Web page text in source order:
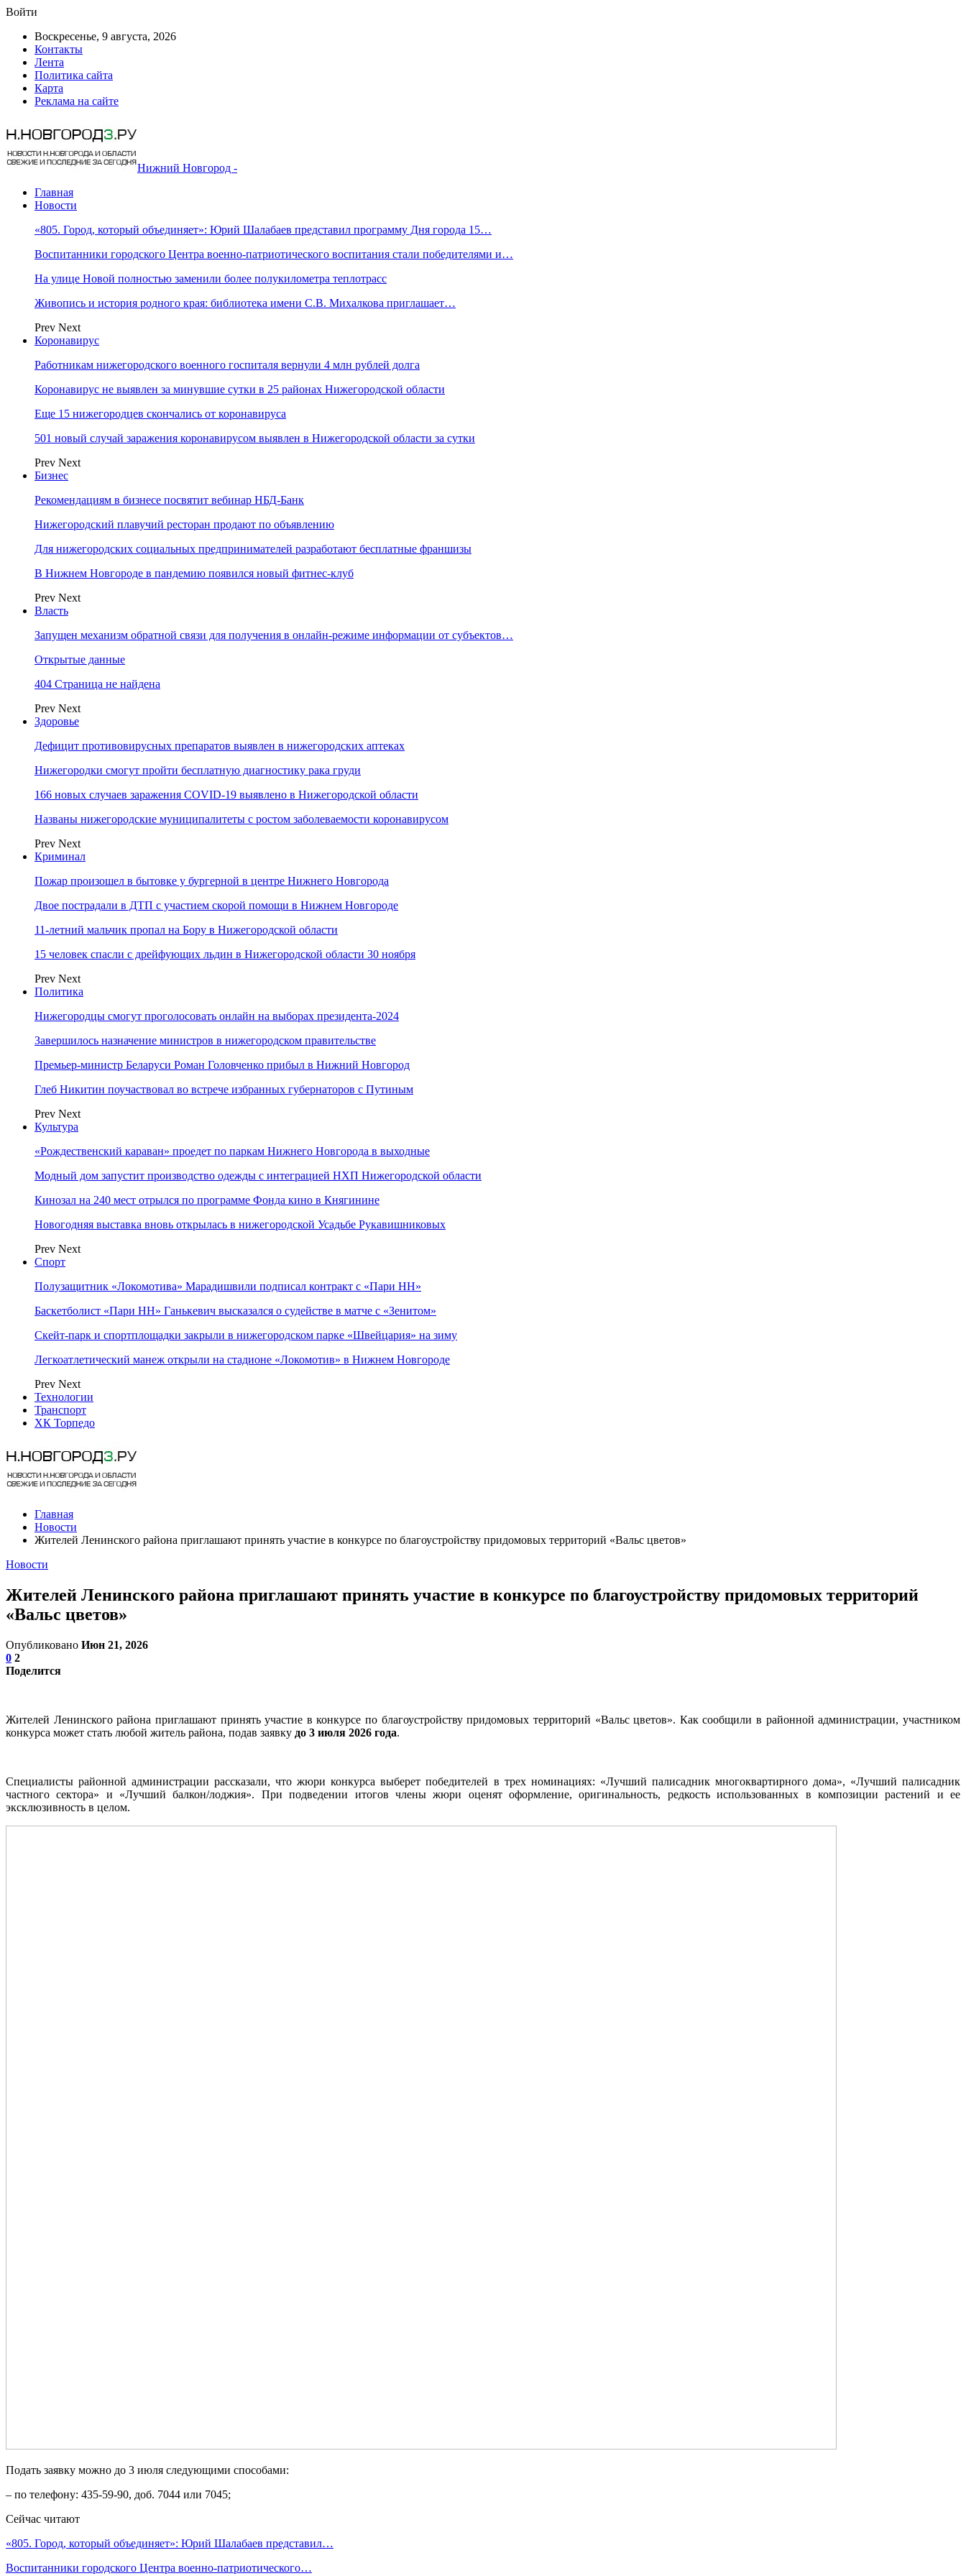
Войти
Воскресенье, 9 августа, 2026
Контакты
Лента
Политика сайта
Карта
Реклама на сайте
Нижний Новгород -
Главная
Новости
«805. Город, который объединяет»: Юрий Шалабаев представил программу Дня города 15…
Воспитанники городского Центра военно-патриотического воспитания стали победителями и…
На улице Новой полностью заменили более полукилометра теплотрасс
Живопись и история родного края: библиотека имени С.В. Михалкова приглашает…
Prev Next
Коронавирус
Работникам нижегородского военного госпиталя вернули 4 млн рублей долга
Коронавирус не выявлен за минувшие сутки в 25 районах Нижегородской области
Еще 15 нижегородцев скончались от коронавируса
501 новый случай заражения коронавирусом выявлен в Нижегородской области за сутки
Prev Next
Бизнес
Рекомендациям в бизнесе посвятит вебинар НБД-Банк
Нижегородский плавучий ресторан продают по объявлению
Для нижегородских социальных предпринимателей разработают бесплатные франшизы
В Нижнем Новгороде в пандемию появился новый фитнес-клуб
Prev Next
Власть
Запущен механизм обратной связи для получения в онлайн-режиме информации от субъектов…
Открытые данные
404 Страница не найдена
Prev Next
Здоровье
Дефицит противовирусных препаратов выявлен в нижегородских аптеках
Нижегородки смогут пройти бесплатную диагностику рака груди
166 новых случаев заражения COVID-19 выявлено в Нижегородской области
Названы нижегородские муниципалитеты с ростом заболеваемости коронавирусом
Prev Next
Криминал
Пожар произошел в бытовке у бургерной в центре Нижнего Новгорода
Двое пострадали в ДТП с участием скорой помощи в Нижнем Новгороде
11-летний мальчик пропал на Бору в Нижегородской области
15 человек спасли с дрейфующих льдин в Нижегородской области 30 ноября
Prev Next
Политика
Нижегородцы смогут проголосовать онлайн на выборах президента-2024
Завершилось назначение министров в нижегородском правительстве
Премьер-министр Беларуси Роман Головченко прибыл в Нижний Новгород
Глеб Никитин поучаствовал во встрече избранных губернаторов с Путиным
Prev Next
Культура
«Рождественский караван» проедет по паркам Нижнего Новгорода в выходные
Модный дом запустит производство одежды с интеграцией НХП Нижегородской области
Кинозал на 240 мест отрылся по программе Фонда кино в Княгинине
Новогодняя выставка вновь открылась в нижегородской Усадьбе Рукавишниковых
Prev Next
Спорт
Полузащитник «Локомотива» Марадишвили подписал контракт с «Пари НН»
Баскетболист «Пари НН» Ганькевич высказался о судействе в матче с «Зенитом»
Скейт-парк и спортплощадки закрыли в нижегородском парке «Швейцария» на зиму
Легкоатлетический манеж открыли на стадионе «Локомотив» в Нижнем Новгороде
Prev Next
Технологии
Транспорт
ХК Торпедо
Главная
Новости
Жителей Ленинского района приглашают принять участие в конкурсе по благоустройству придомовых территорий «Вальс цветов»
Новости
Жителей Ленинского района приглашают принять участие в конкурсе по благоустройству придомовых территорий
«Вальс цветов»
Опубликовано Июн 21, 2026
0 2
Поделится
Жителей Ленинского района приглашают принять участие в конкурсе по благоустройству придомовых территорий «Вальс цветов». Как сообщили в районной администрации, участником
конкурса может стать любой житель района, подав заявку до 3 июля 2026 года.
Специалисты районной администрации рассказали, что жюри конкурса выберет победителей в трех номинациях: «Лучший палисадник многоквартирного дома», «Лучший палисадник
частного сектора» и «Лучший балкон/лоджия». При подведении итогов члены жюри оценят оформление, оригинальность, редкость использованных в композиции растений и ее
эксклюзивность в целом.
Подать заявку можно до 3 июля следующими способами:
– по телефону: 435-59-90, доб. 7044 или 7045;
Сейчас читают
«805. Город, который объединяет»: Юрий Шалабаев представил…
Воспитанники городского Центра военно-патриотического…